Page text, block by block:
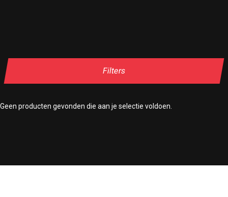
Filters
Geen producten gevonden die aan je selectie voldoen.